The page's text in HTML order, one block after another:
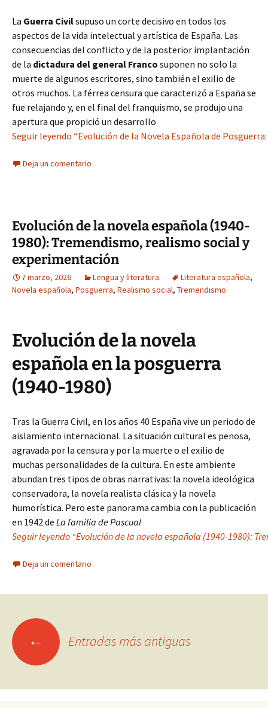
La Guerra Civilsupuso un corte decisivo en todos los
aspectos de la vida intelectual y artística de España. Las
consecuencias del conflicto y de la posterior implantación
de la dictadura del general Franco suponen no solo la
muerte de algunos escritores, sino también el exilio de
otros muchos. La férrea censura que caracterizó a España se
fue relajando y, en el final del franquismo, se produjo una
apertura que propició un desarrollo
Seguir leyendo “Evolución de la Novela Española de Posguerra:
Deja un comentario
Evolución de la novela española (1940-
1980): Tremendismo, realismo social y
experimentación
7 marzo, 2026 Lengua y literatura Literatura española,
Novela española, Posguerra, Realismo social, Tremendismo
Evolución de la novela
española en la posguerra
(1940-1980)
Tras la Guerra Civil, en los años 40 España vive un periodo de
aislamiento internacional. La situación cultural es penosa,
agravada por la censura y por la muerte o el exilio de
muchas personalidades de la cultura. En este ambiente
abundan tres tipos de obras narrativas: la novela ideológica
conservadora, la novela realista clásica y la novela
humorística. Pero este panorama cambia con la publicación
en 1942 de La familia de Pascual
Seguir leyendo “Evolución de la novela española (1940-1980):
Deja un comentario
Ir ← Entradas más antiguas